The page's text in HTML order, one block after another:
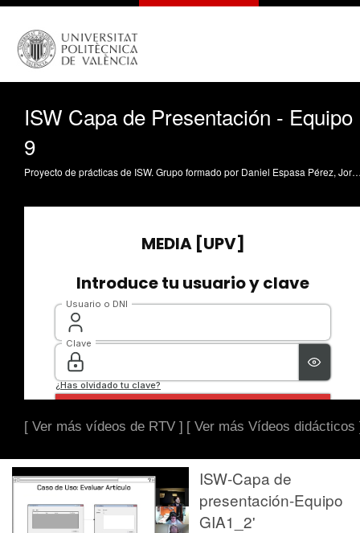
ISW Capa de Presentación - Equipo
9
Proyecto de prácticas de ISW. Grupo formado por Daniel Espasa Pérez, Jorge
[ Ver más vídeos de RTV ] [ Ver más Vídeos didácticos
ISW-Capa de
presentación-Equipo
GIA1_2'